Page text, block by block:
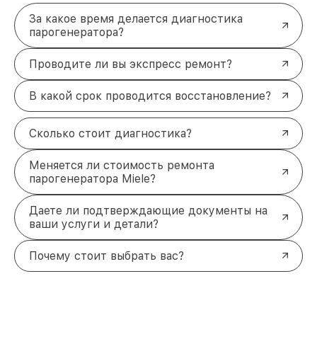
За какое время делается диагностика
парогенератора?
Проводите ли вы экспресс ремонт?
В какой срок проводится восстановление?
Сколько стоит диагностика?
Меняется ли стоимость ремонта
парогенератора Miele?
Даете ли подтверждающие документы на
ваши услуги и детали?
Почему стоит выбрать вас?